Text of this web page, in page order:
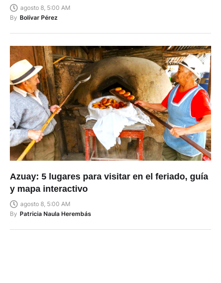
agosto 8, 5:00 AM
By Bolívar Pérez
Azuay: 5 lugares para visitar en el feriado, guía
y mapa interactivo
agosto 8, 5:00 AM
By Patricia Naula Herembás